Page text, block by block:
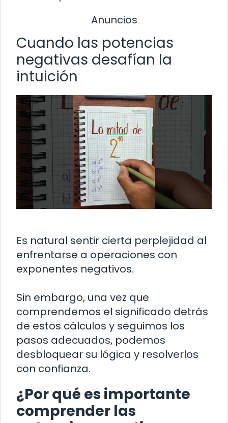
Anuncios
Cuando las potencias
negativas desafían la
intuición
Es natural sentir cierta perplejidad al
enfrentarse a operaciones con
exponentes negativos.
Sin embargo, una vez que
comprendemos el significado detrás
de estos cálculos y seguimos los
pasos adecuados, podemos
desbloquear su lógica y resolverlos
con confianza.
¿Por qué es importante
comprender las